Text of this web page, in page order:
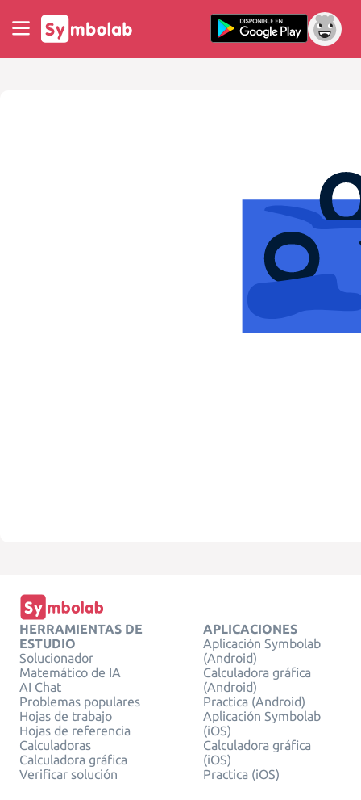
HERRAMIENTAS DE
ESTUDIO
Solucionador
Matemático de IA
AI Chat
Problemas populares
Hojas de trabajo
Hojas de referencia
Calculadoras
Calculadora gráfica
Verificar solución
APLICACIONES
Aplicación Symbolab
(Android)
Calculadora gráfica
(Android)
Practica (Android)
Aplicación Symbolab
(iOS)
Calculadora gráfica
(iOS)
Practica (iOS)